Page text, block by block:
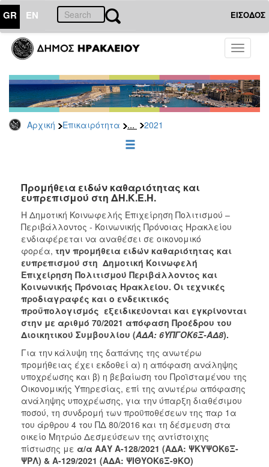
GR EN ΕΙΣΟΔΟΣ
Toggle
Αρχική Επικαιρότητα ... 2021
ΕΠΙΚΑΙΡΟΤΗΤΑ
-
Δημοπρασίες
Αρχείο
2026
2022
2021
2020
2019
2018
2017
2016
2015
2013
ΔΗΜΟΤΗΣ
ΕΠΙΣΚΕΠΤΗΣ
ΗΡΑΚΛΕΙΟ
Προμήθεια ειδών καθαριότητας και
ευπρεπισμού στη ΔH.K.E.H.
H Δημοτική Κοινωφελής Επιχείρηση Πολιτισμού –
Περιβάλλοντος - Κοινωνικής Πρόνοιας Ηρακλείου
ενδιαφέρεται να αναθέσει σε οικονομικό
φορέα, την προμήθεια ειδών καθαριότητας και
ευπρεπισμού στη Δημοτική Κοινωφελή
Επιχείρηση Πολιτισμού Περιβάλλοντος και
Κοινωνικής Πρόνοιας Ηρακλείου. Οι τεχνικές
προδιαγραφές και ο ενδεικτικός
προϋπολογισμός εξειδικεύονται και εγκρίνονται
στην με αριθμό 70/2021 απόφαση Προέδρου του
Διοικητικού Συμβουλίου (ΑΔΑ: 6ΥΠΓΟΚ6Ξ-ΑΔ8).
Για την κάλυψη της δαπάνης της ανωτέρω
προμήθειας έχει εκδοθεί α) η απόφαση ανάληψης
υποχρέωσης και β) η βεβαίωση του Προϊσταμένου της
Οικονομικής Υπηρεσίας, επί της ανωτέρω απόφασης
ανάληψης υποχρέωσης, για την ύπαρξη διαθέσιμου
ποσού, τη συνδρομή των προϋποθέσεων της παρ 1α
του άρθρου 4 του ΠΔ 80/2016 και τη δέσμευση στα
οικείο Μητρώο Δεσμεύσεων της αντίστοιχης
πίστωσης με α/α ΑΑΥ Α-128/2021 (ΑΔΑ: ΨΚΥΨΟΚ6Ξ-
ΨΡΛ) & Α-129/2021 (ΑΔΑ: ΨΙΘΥΟΚ6Ξ-9ΚΟ)